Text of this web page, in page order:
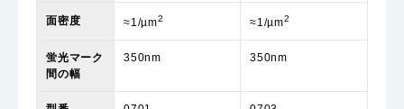
面密度 ≈1/µm2 ≈1/µm2
蛍光マーク
間の幅
350nm 350nm